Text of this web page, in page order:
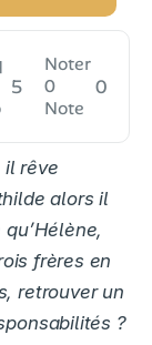
5
Noter
0
Note
0
il rêve
alors il
frères en
retrouver un
?